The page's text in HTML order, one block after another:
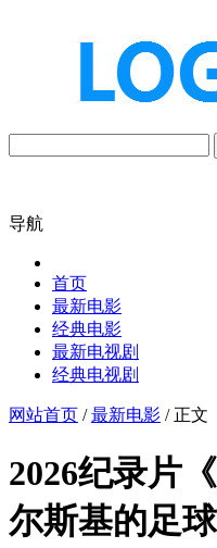
导航
首页
最新电影
经典电影
最新电视剧
经典电视剧
网站首页 /最新电影 / 正文
2026纪录片
尔斯基的足